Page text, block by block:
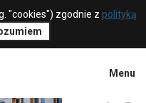
"cookies") zgodnie z polityką
Menu